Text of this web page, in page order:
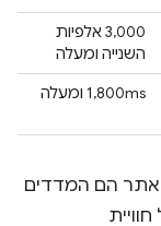
3,000 אלפיות
השנייה ומעלה
1,800ms ומעלה
הם המדדים